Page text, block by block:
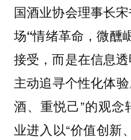
国酒业协会理事长
场“情绪革命，微醺
接受，而是在信息
主动追寻个性化体
酒、重悦己”的观
业进入以“价值创新